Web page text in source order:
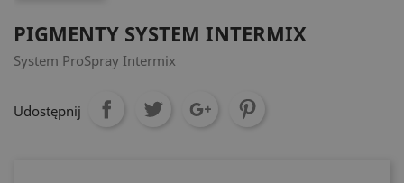
PIGMENTY SYSTEM INTERMIX
System ProSpray Intermix
Udostępnij